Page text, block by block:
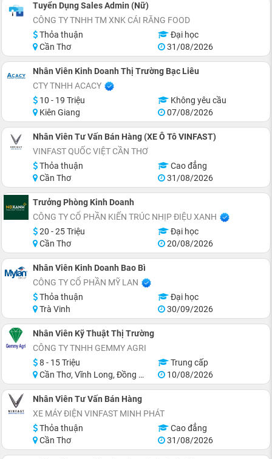
Tuyển Dụng Sales Admin (Nữ)
CÔNG TY TNHH TM XNK CÁI RĂNG FOOD
Thỏa thuận
Đại học
Cần Thơ
31/08/2026
Nhân Viên Kinh Doanh Thị Trường Bạc Liêu
CTY TNHH ACACY
10 - 19 Triệu
Không yêu cầu
Kiên Giang
07/08/2026
Nhân Viên Tư Vấn Bán Hàng (XE Ô Tô VINFAST)
VINFAST QUỐC VIỆT CẦN THƠ
Thỏa thuận
Cao đẳng
Cần Thơ
31/08/2026
Trưởng Phòng Kinh Doanh
CÔNG TY CỔ PHẦN KIẾN TRÚC NHỊP ĐIỆU XANH
20 - 25 Triệu
Đại học
Cần Thơ
20/08/2026
Nhân Viên Kinh Doanh Bao Bì
CÔNG TY CỔ PHẦN MỸ LAN
Thỏa thuận
Đại học
Trà Vinh
30/09/2026
Nhân Viên Kỹ Thuật Thị Trường
CÔNG TY TNHH GEMMY AGRI
8 - 15 Triệu
Trung cấp
Cần Thơ, Vĩnh Long, Đồng Tháp, Tiền Giang, Hậu Giang
10/08/2026
Nhân Viên Tư Vấn Bán Hàng
XE MÁY ĐIỆN VINFAST MINH PHÁT
Thỏa thuận
Cao đẳng
Cần Thơ
31/08/2026